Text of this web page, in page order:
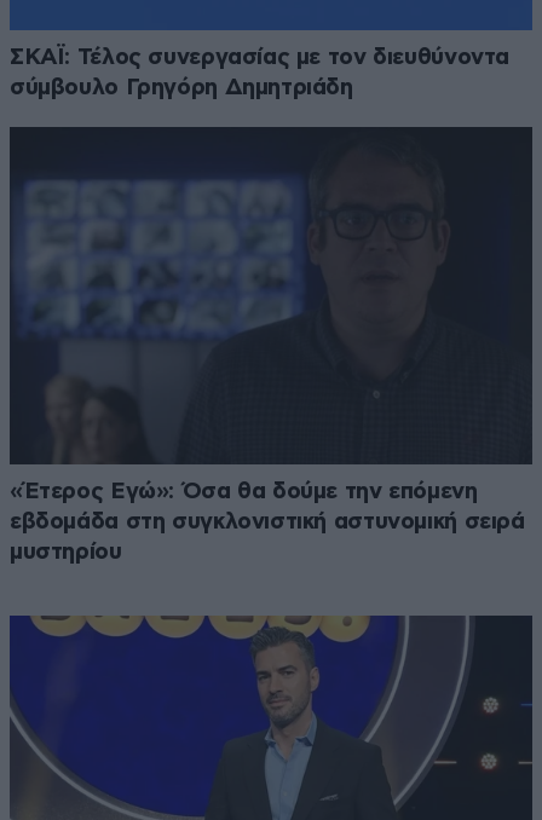
ΣΚΑΪ: Τέλος συνεργασίας με τον διευθύνοντα
σύμβουλο Γρηγόρη Δημητριάδη
«Έτερος Εγώ»: Όσα θα δούμε την επόμενη
εβδομάδα στη συγκλονιστική αστυνομική σειρά
μυστηρίου